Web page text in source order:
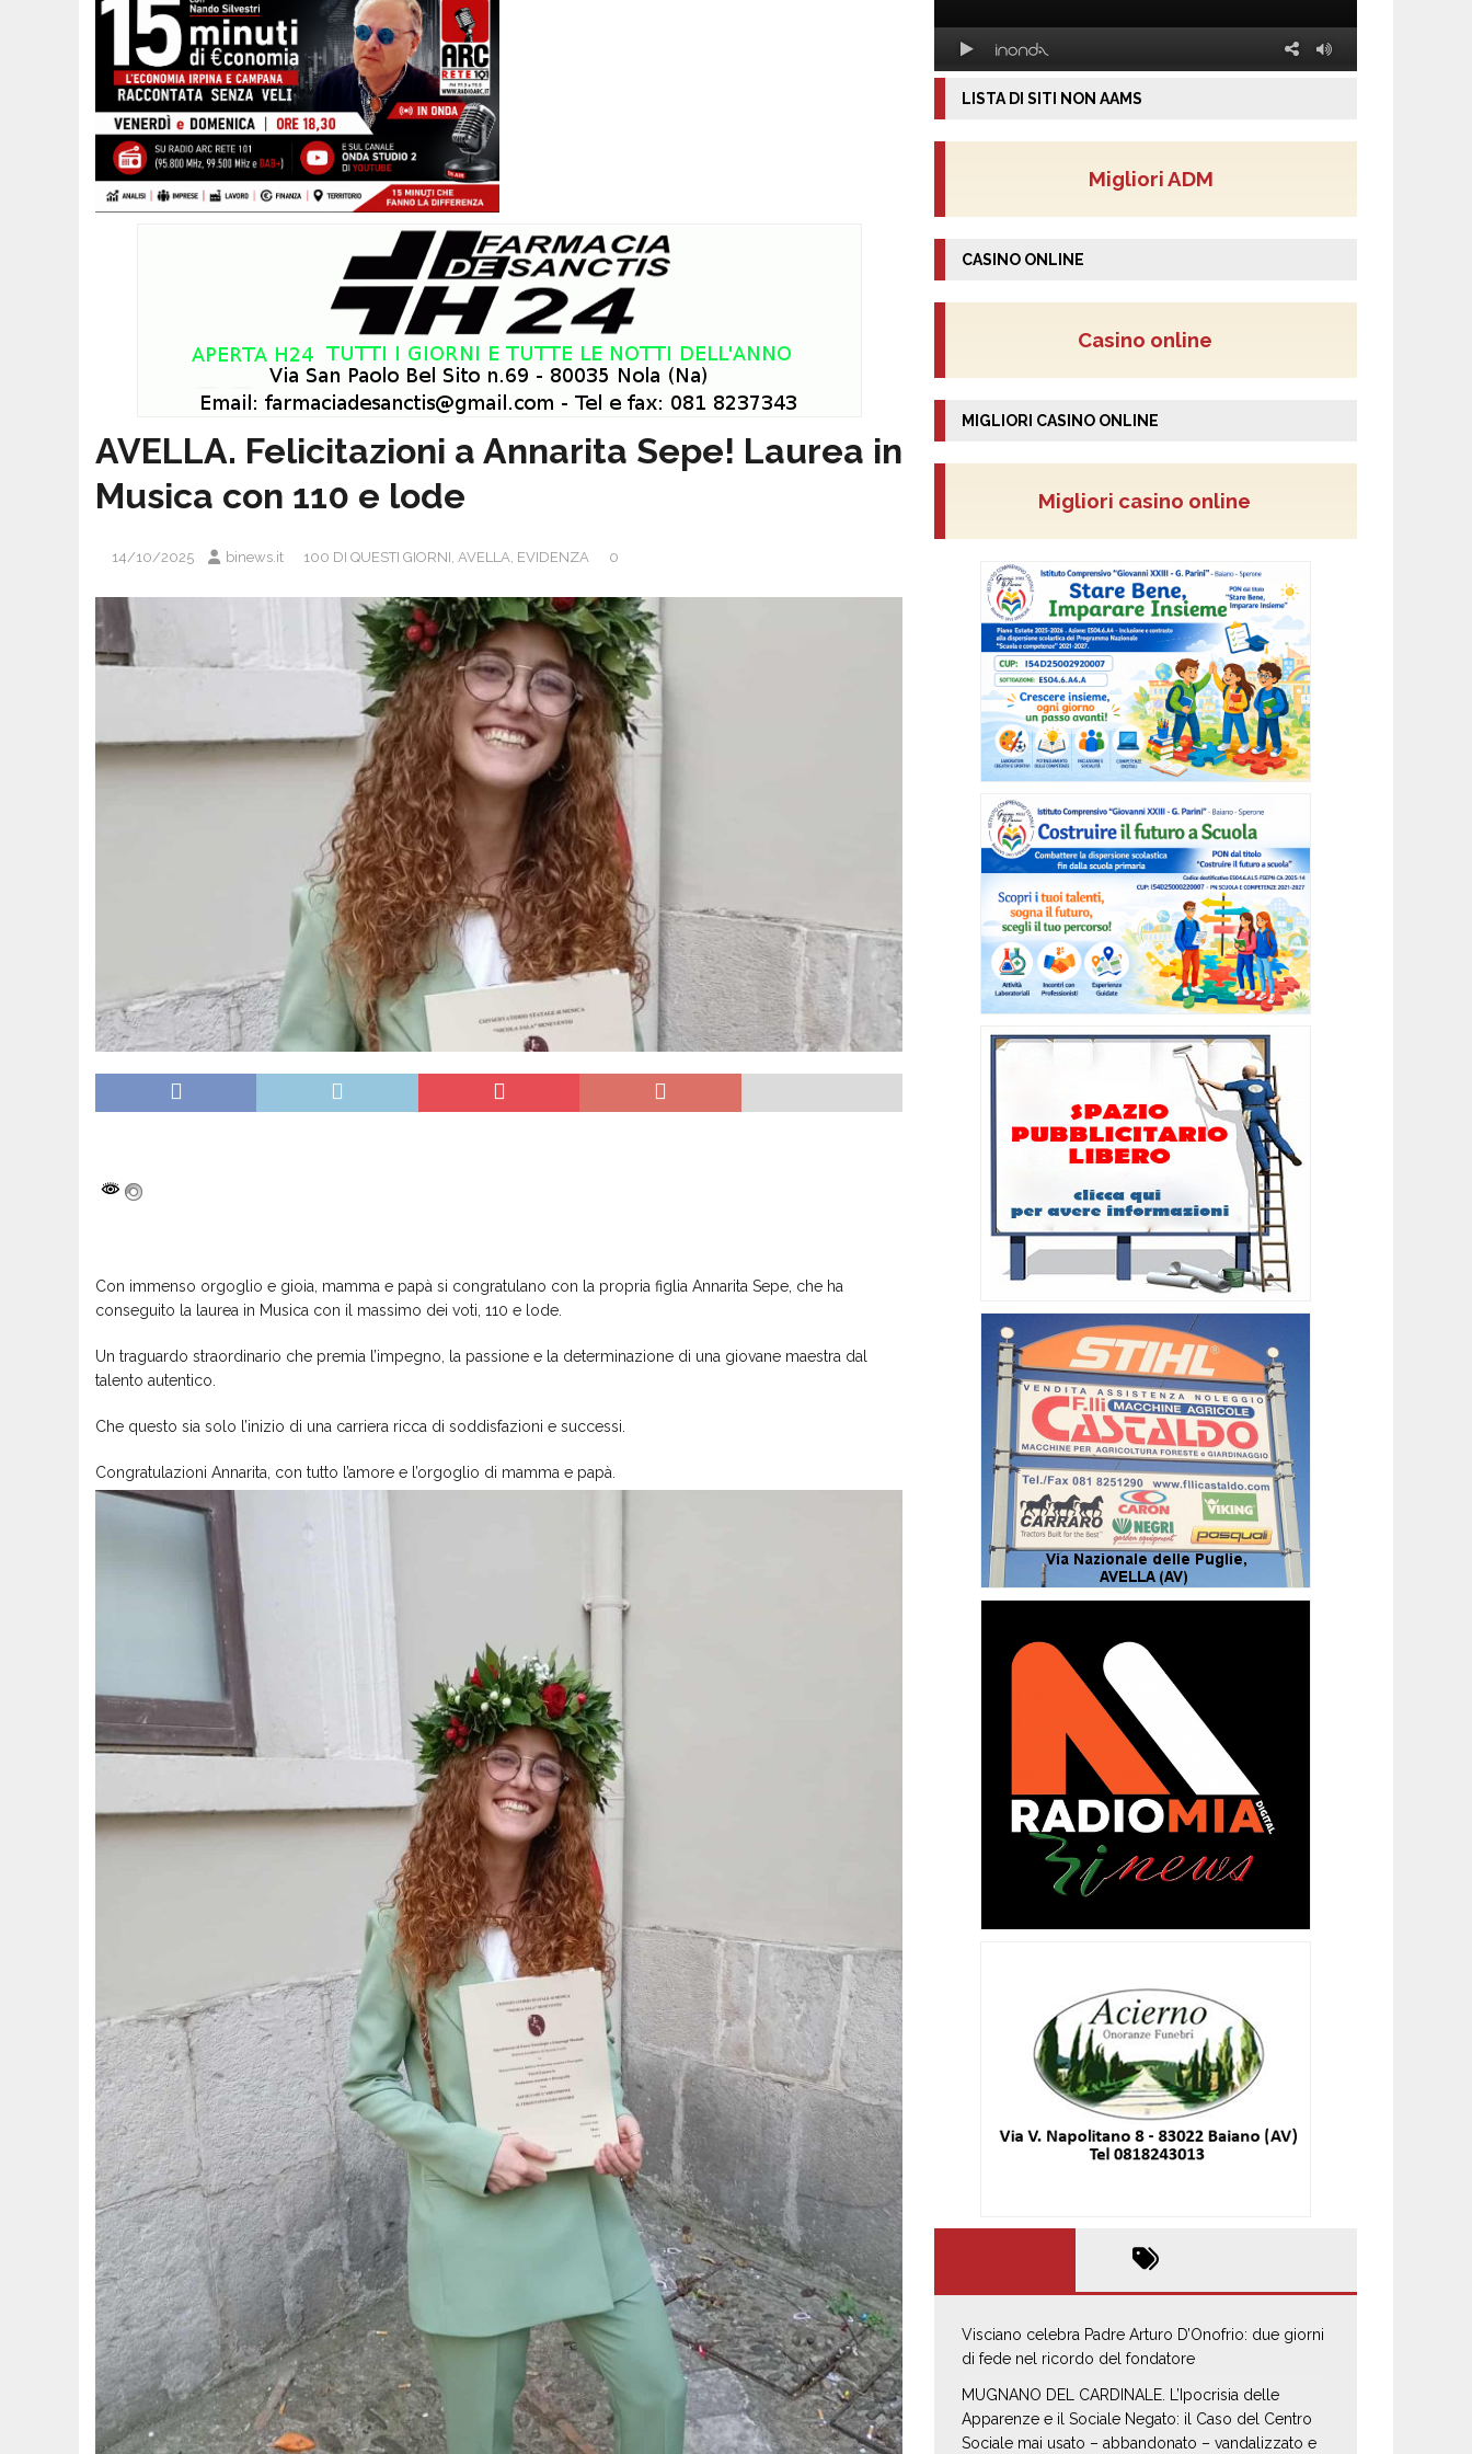
AVELLA. Felicitazioni a Annarita Sepe! Laurea in
Musica con 110 e lode
14/10/2025 binews.it 100 DI QUESTI GIORNI, AVELLA, EVIDENZA 0
Con immenso orgoglio e gioia, mamma e papà si congratulano con la propria figlia Annarita Sepe, che ha
conseguito la laurea in Musica con il massimo dei voti, 110 e lode.
Un traguardo straordinario che premia l’impegno, la passione e la determinazione di una giovane maestra dal
talento autentico.
Che questo sia solo l’inizio di una carriera ricca di soddisfazioni e successi.
Congratulazioni Annarita, con tutto l’amore e l’orgoglio di mamma e papà.
LISTA DI SITI NON AAMS
Migliori ADM
CASINO ONLINE
Casino online
MIGLIORI CASINO ONLINE
Migliori casino online
Visciano celebra Padre Arturo D’Onofrio: due giorni
di fede nel ricordo del fondatore
MUGNANO DEL CARDINALE. L’Ipocrisia delle
Apparenze e il Sociale Negato: il Caso del Centro
Sociale mai usato – abbandonato – vandalizzato e